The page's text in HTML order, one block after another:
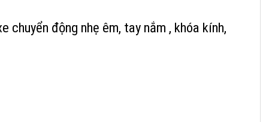
động nhẹ êm, tay nắm , khóa kính,